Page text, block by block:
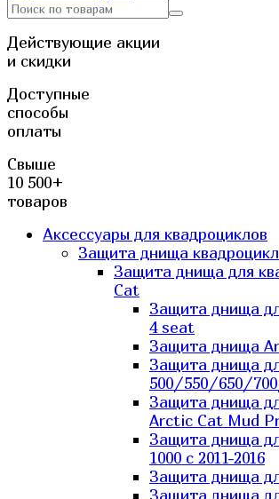
Действующие акции
и скидки
Доступные
способы
оплаты
Свыше
10 500+
товаров
Аксессуары для квадроциклов
Защита днища
Защита днища для
Cat
Защита днища
4 seat
Защита днища
Защита днища
500/550/650/
Защита днища
Arctic Cat Mud
Защита днища
1000 c 2011-2016
Защита днища
Защита днища